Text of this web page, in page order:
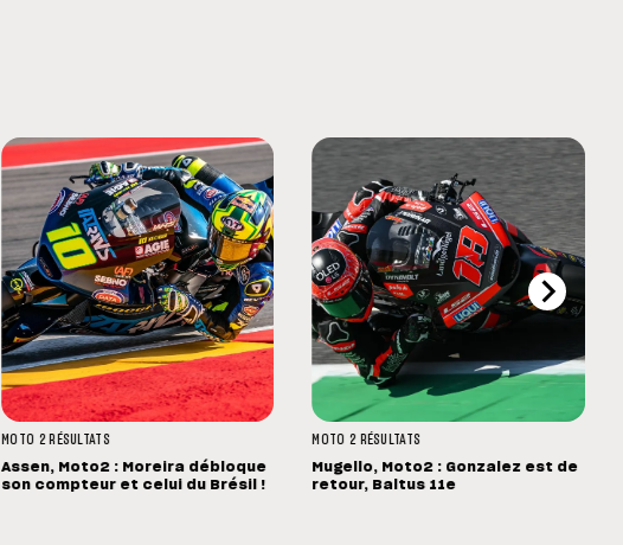
MOTO 2 RÉSULTATS
Assen, Moto2 : Moreira débloque
son compteur et celui du Brésil !
MOTO 2 RÉSULTATS
Mugello, Moto2 : Gonzalez est de
retour, Baltus 11e